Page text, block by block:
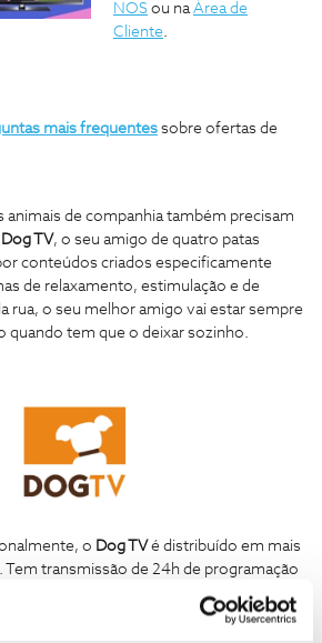
NOS ou naÁrea de
Cliente.
mais frequentes sobre ofertas de
animais de companhia também precisam
Dog TV, o seu amigo de quatro patas
conteúdos criados especificamente
de relaxamento, estimulação e de
rua, o seu melhor amigo vai estar sempre
quando tem que o deixar sozinho.
o Dog TV é distribuído em mais
Tem transmissão de 24h de programação
à sensibilidade da visão e audição do
a qualidade de vida dos cães e